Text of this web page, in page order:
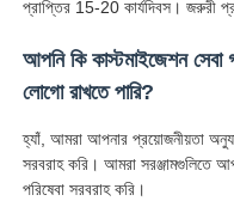
প্রাপ্তির 15-20 কার্যদিবস। জরুরী
আপনি কি কাস্টমাইজেশন
লোগো রাখতে পারি?
হ্যাঁ, আমরা আপনার প্রয়োজনীয়তা
সরবরাহ করি। আমরা
পরিষেবা সরবরাহ করি।